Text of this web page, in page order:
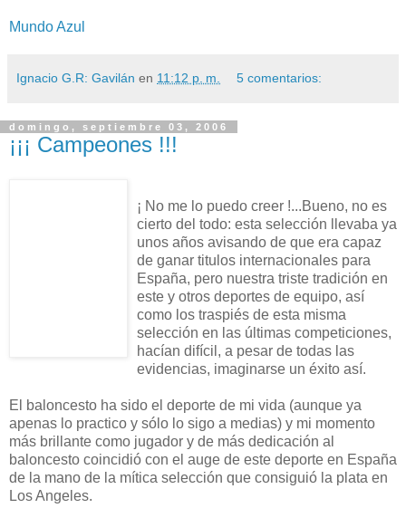
Mundo Azul
Ignacio G.R: Gavilán en 11:12 p. m. 5 comentarios:
domingo, septiembre 03, 2006
¡¡¡ Campeones !!!
¡ No me lo puedo creer !...Bueno, no es
cierto del todo: esta selección llevaba ya
unos años avisando de que era capaz
de ganar titulos internacionales para
España, pero nuestra triste tradición en
este y otros deportes de equipo, así
como los traspiés de esta misma
selección en las últimas competiciones,
hacían difícil, a pesar de todas las
evidencias, imaginarse un éxito así.
El baloncesto ha sido el deporte de mi vida (aunque ya
apenas lo practico y sólo lo sigo a medias) y mi momento
más brillante como jugador y de más dedicación al
baloncesto coincidió con el auge de este deporte en España
de la mano de la mítica selección que consiguió la plata en
Los Angeles.